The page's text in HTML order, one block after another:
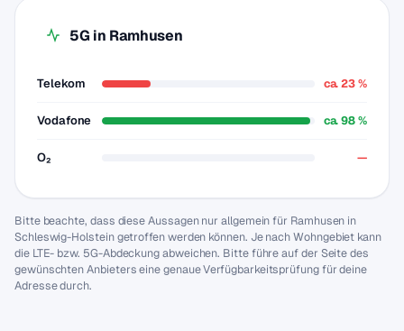
5G in Ramhusen
Telekom ca. 23 %
Vodafone ca. 98 %
O₂ —
Bitte beachte, dass diese Aussagen nur allgemein für Ramhusen in
Schleswig-Holstein getroffen werden können. Je nach Wohngebiet kann
die LTE- bzw. 5G-Abdeckung abweichen. Bitte führe auf der Seite des
gewünschten Anbieters eine genaue Verfügbarkeitsprüfung für deine
Adresse durch.